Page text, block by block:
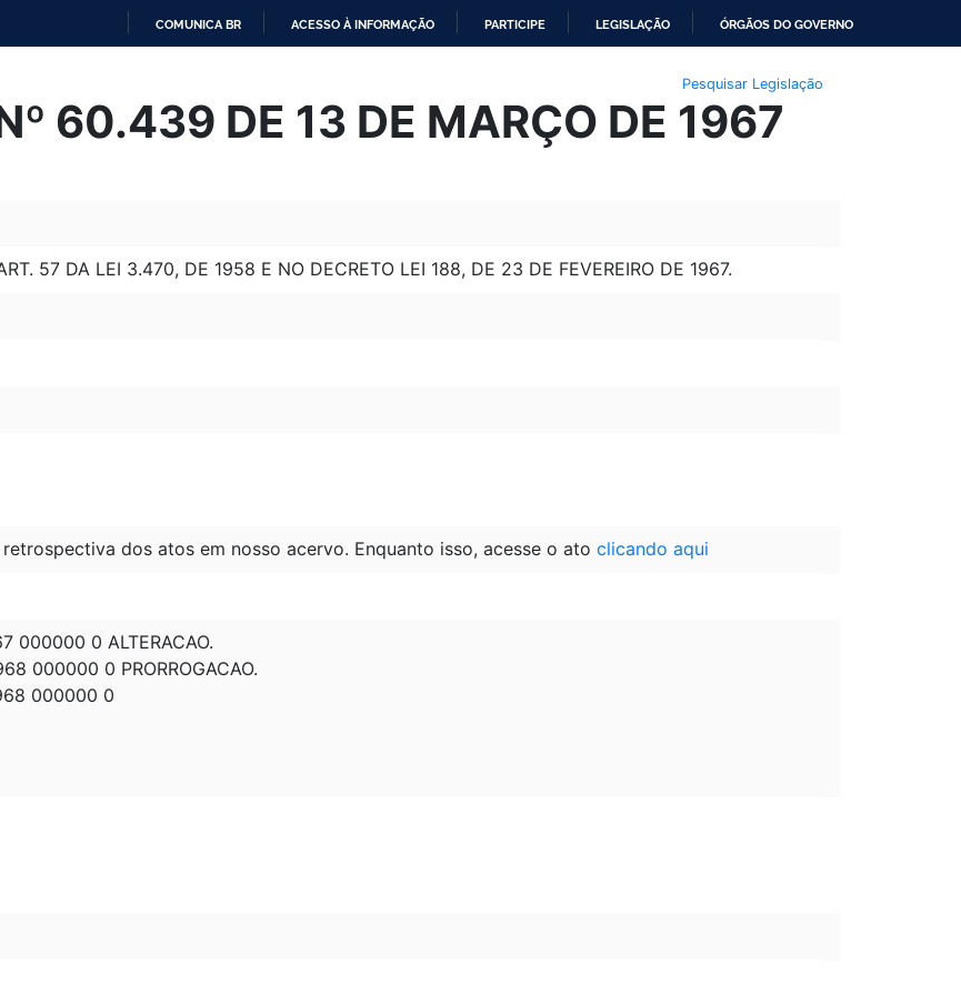
O
CONTEÚDO
COMUNICA BR ACESSO À INFORMAÇÃO PARTICIPE LEGISLAÇÃO ÓRGÃOS DO GOVERNO
Pesquisar Legislação
60.439 DE 13 DE MARÇO DE 1967
57 DA LEI 3.470, DE 1958 E NO DECRETO LEI 188, DE 23 DE FEVEREIRO DE 1967.
dos atos em nosso acervo. Enquanto isso, acesse o ato clicando aqui
000000 0 ALTERACAO.
000000 0 PRORROGACAO.
000000 0